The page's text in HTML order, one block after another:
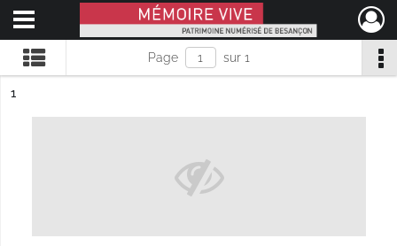
Mémoire Vive patrimoine numérisé de Besançon
Ouvrir le menu déroulant
Page sur 1
n°
1